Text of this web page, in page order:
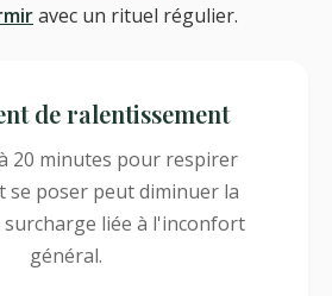
avec un rituel régulier.
de ralentissement
20 minutes pour respirer
se poser peut diminuer la
surcharge liée à l'inconfort
général.